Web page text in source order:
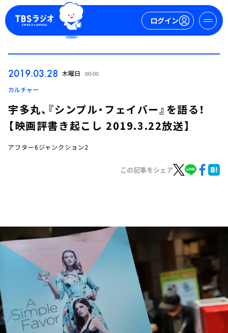
ログイン
お知らせ
イベント・グッズ
YouTube
会社情報
2019.03.28 木曜日 00:00
カルチャー
宇多丸、『シンプル・フェイバー』を語る！
【映画評書き起こし 2019.3.22放送】
アフター6ジャンクション2
この記事をシェア